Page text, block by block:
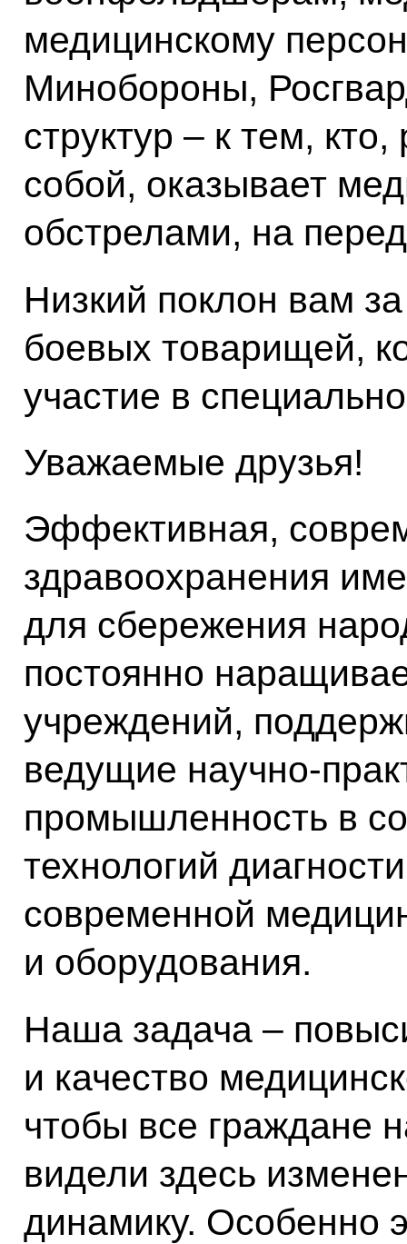
медицинскому
Минобороны,
структур – к тем,
собой, оказывает
обстрелами, на
Низкий поклон вам
боевых товарищей,
участие в
Уважаемые друзья!
Эффективная,
здравоохранения
для сбережения
постоянно
учреждений,
ведущие научно-
промышленность в
технологий
современной
и оборудования.
Наша задача –
и качество
чтобы все граждане
видели здесь
динамику. Особенно